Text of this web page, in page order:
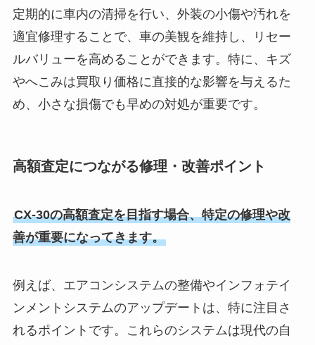
定期的に車内の清掃を行い、外装の小傷や汚れを
適宜修理することで、車の美観を維持し、リセー
ルバリューを高めることができます。特に、キズ
やへこみは買取り価格に直接的な影響を与えるた
め、小さな損傷でも早めの対処が重要です。
高額査定につながる修理・改善ポイント
CX-30の高額査定を目指す場合、特定の修理や改
善が重要になってきます。
例えば、エアコンシステムの整備やインフォテイ
ンメントシステムのアップデートは、特に注目さ
れるポイントです。これらのシステムは現代の自